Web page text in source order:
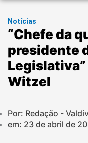
Notícias
“Chefe da
presidente
Witzel
Por: Redação -
em: 23 de abril de